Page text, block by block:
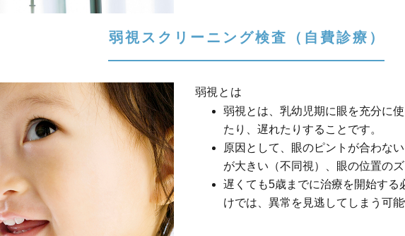
弱視スクリーニング検査 （自費診療）
弱視とは
弱視とは、乳幼児期に眼を充分に
たり、遅れたりすることです。
原因として、眼のピントが合わな
が大きい（不同視）、眼の位置の
遅くても5歳までに治療を開始する
けでは、異常を見逃してしまう可能